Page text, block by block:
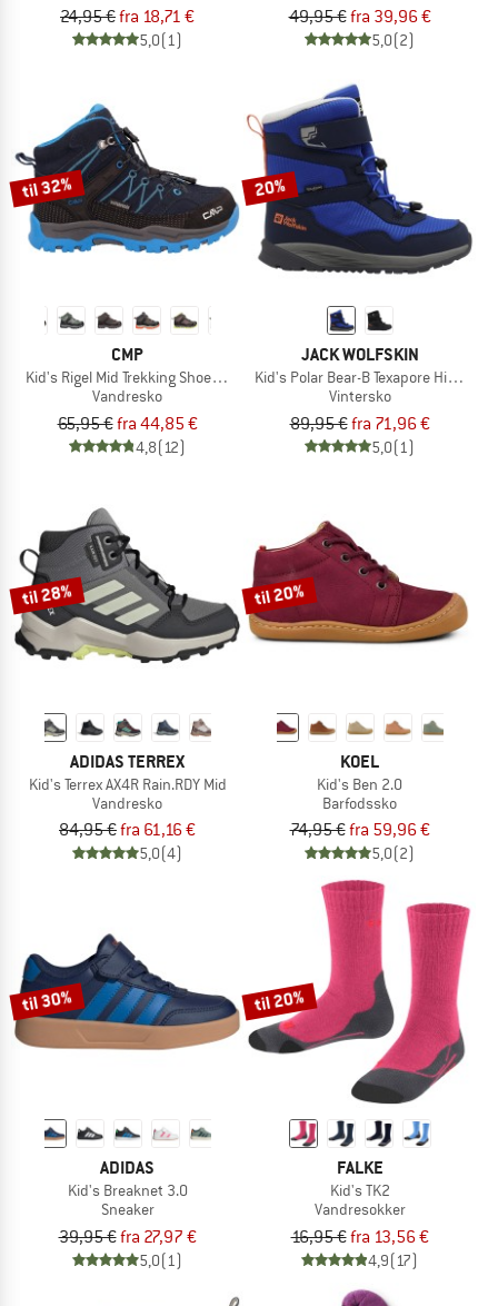
24,95 €fra 18,71 €
5,0(1)
49,95 €fra 39,96 €
5,0(2)
til 32%
CMP
Kid's Rigel Mid Trekking Shoes Waterproof
Vandresko
65,95 €fra 44,85 €
4,8(12)
20%
JACK WOLFSKIN
Kid's Polar Bear-B Texapore High VC
Vintersko
89,95 €fra 71,96 €
5,0(1)
til 28%
ADIDAS TERREX
Kid's Terrex AX4R Rain.RDY Mid
Vandresko
84,95 €fra 61,16 €
5,0(4)
til 20%
KOEL
Kid's Ben 2.0
Barfodssko
74,95 €fra 59,96 €
5,0(2)
til 30%
ADIDAS
Kid's Breaknet 3.0
Sneaker
39,95 €fra 27,97 €
5,0(1)
til 20%
FALKE
Kid's TK2
Vandresokker
16,95 €fra 13,56 €
4,9(17)